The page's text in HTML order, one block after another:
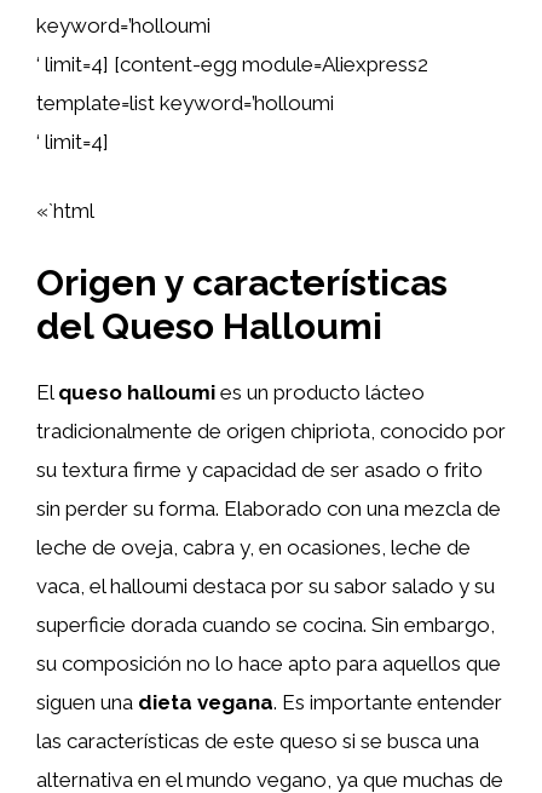
keyword=’holloumi
‘ limit=4] [content-egg module=Aliexpress2
template=list keyword=’holloumi
‘ limit=4]
«`html
Origen y características
del Queso Halloumi
El queso halloumi es un producto lácteo
tradicionalmente de origen chipriota, conocido por
su textura firme y capacidad de ser asado o frito
sin perder su forma. Elaborado con una mezcla de
leche de oveja, cabra y, en ocasiones, leche de
vaca, el halloumi destaca por su sabor salado y su
superficie dorada cuando se cocina. Sin embargo,
su composición no lo hace apto para aquellos que
siguen una dieta vegana. Es importante entender
las características de este queso si se busca una
alternativa en el mundo vegano, ya que muchas de